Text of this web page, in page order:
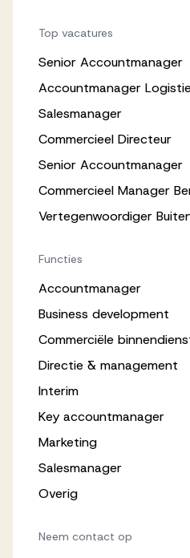
Top vacatures
Senior Accountmanager
Accountmanager
Salesmanager
Commercieel Directeur
Senior Accountmanager
Commercieel Manager
Vertegenwoordiger
Functies
Accountmanager
Business development
Commerciële
Directie & management
Interim
Key accountmanager
Marketing
Salesmanager
Overig
Neem contact op